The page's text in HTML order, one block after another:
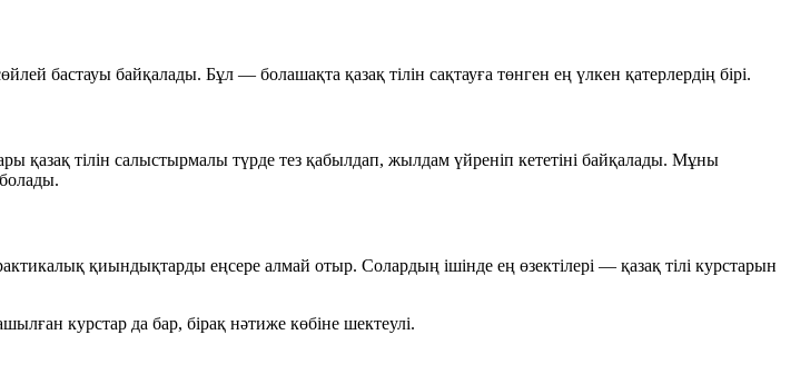
бастауы байқалады. Бұл — болашақта қазақ тілін сақтауға төнген ең үлкен қатерлердің бірі.
қазақ тілін салыстырмалы түрде тез қабылдап, жылдам үйреніп кететіні байқалады. Мұны
қиындықтарды еңсере алмай отыр. Солардың ішінде ең өзектілері — қазақ тілі курстарын
курстар да бар, бірақ нәтиже көбіне шектеулі.